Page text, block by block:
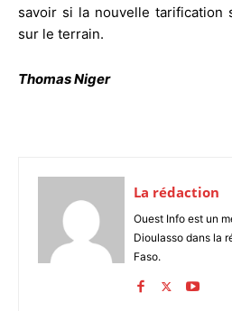
savoir si la nouvelle tarification
sur le terrain.
Thomas Niger
La rédaction
Ouest Info est un
Dioulasso dans la
Faso.